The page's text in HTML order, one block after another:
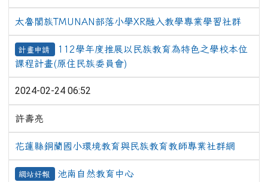
太魯閣族TMUNAN部落小學XR融入教學專業學習社群
計畫申請
112學年度推展以民族教育為特色之學校本位
課程計畫(原住民族委員會)
2024-02-24 06:52
許壽亮
花蓮縣銅蘭國小環境教育與民族教育教師專業社群網
網站好報 池南自然教育中心